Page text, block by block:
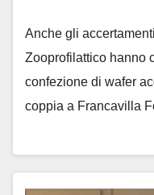
Anche gli
Zooprofilattico hanno
confezione di wafer
coppia a Francavilla